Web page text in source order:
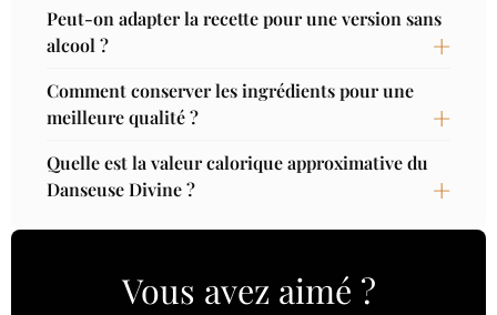
Peut-on adapter la recette pour une version sans
alcool ?
Comment conserver les ingrédients pour une
meilleure qualité ?
Quelle est la valeur calorique approximative du
Danseuse Divine ?
Vous avez aimé ?